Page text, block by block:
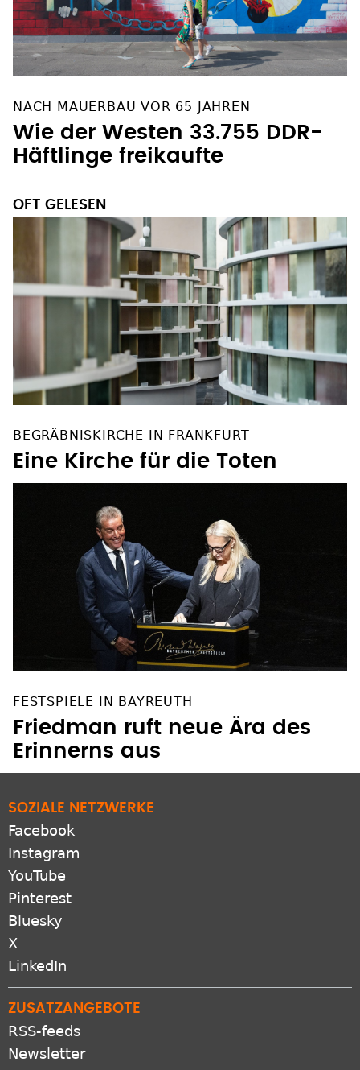
NACH MAUERBAU VOR 65 JAHREN
Wie der Westen 33.755 DDR-
Häftlinge freikaufte
OFT GELESEN
BEGRÄBNISKIRCHE IN FRANKFURT
Eine Kirche für die Toten
FESTSPIELE IN BAYREUTH
Friedman ruft neue Ära des
Erinnerns aus
SOZIALE NETZWERKE
Facebook
Instagram
YouTube
Pinterest
Bluesky
X
LinkedIn
ZUSATZANGEBOTE
RSS-feeds
Newsletter